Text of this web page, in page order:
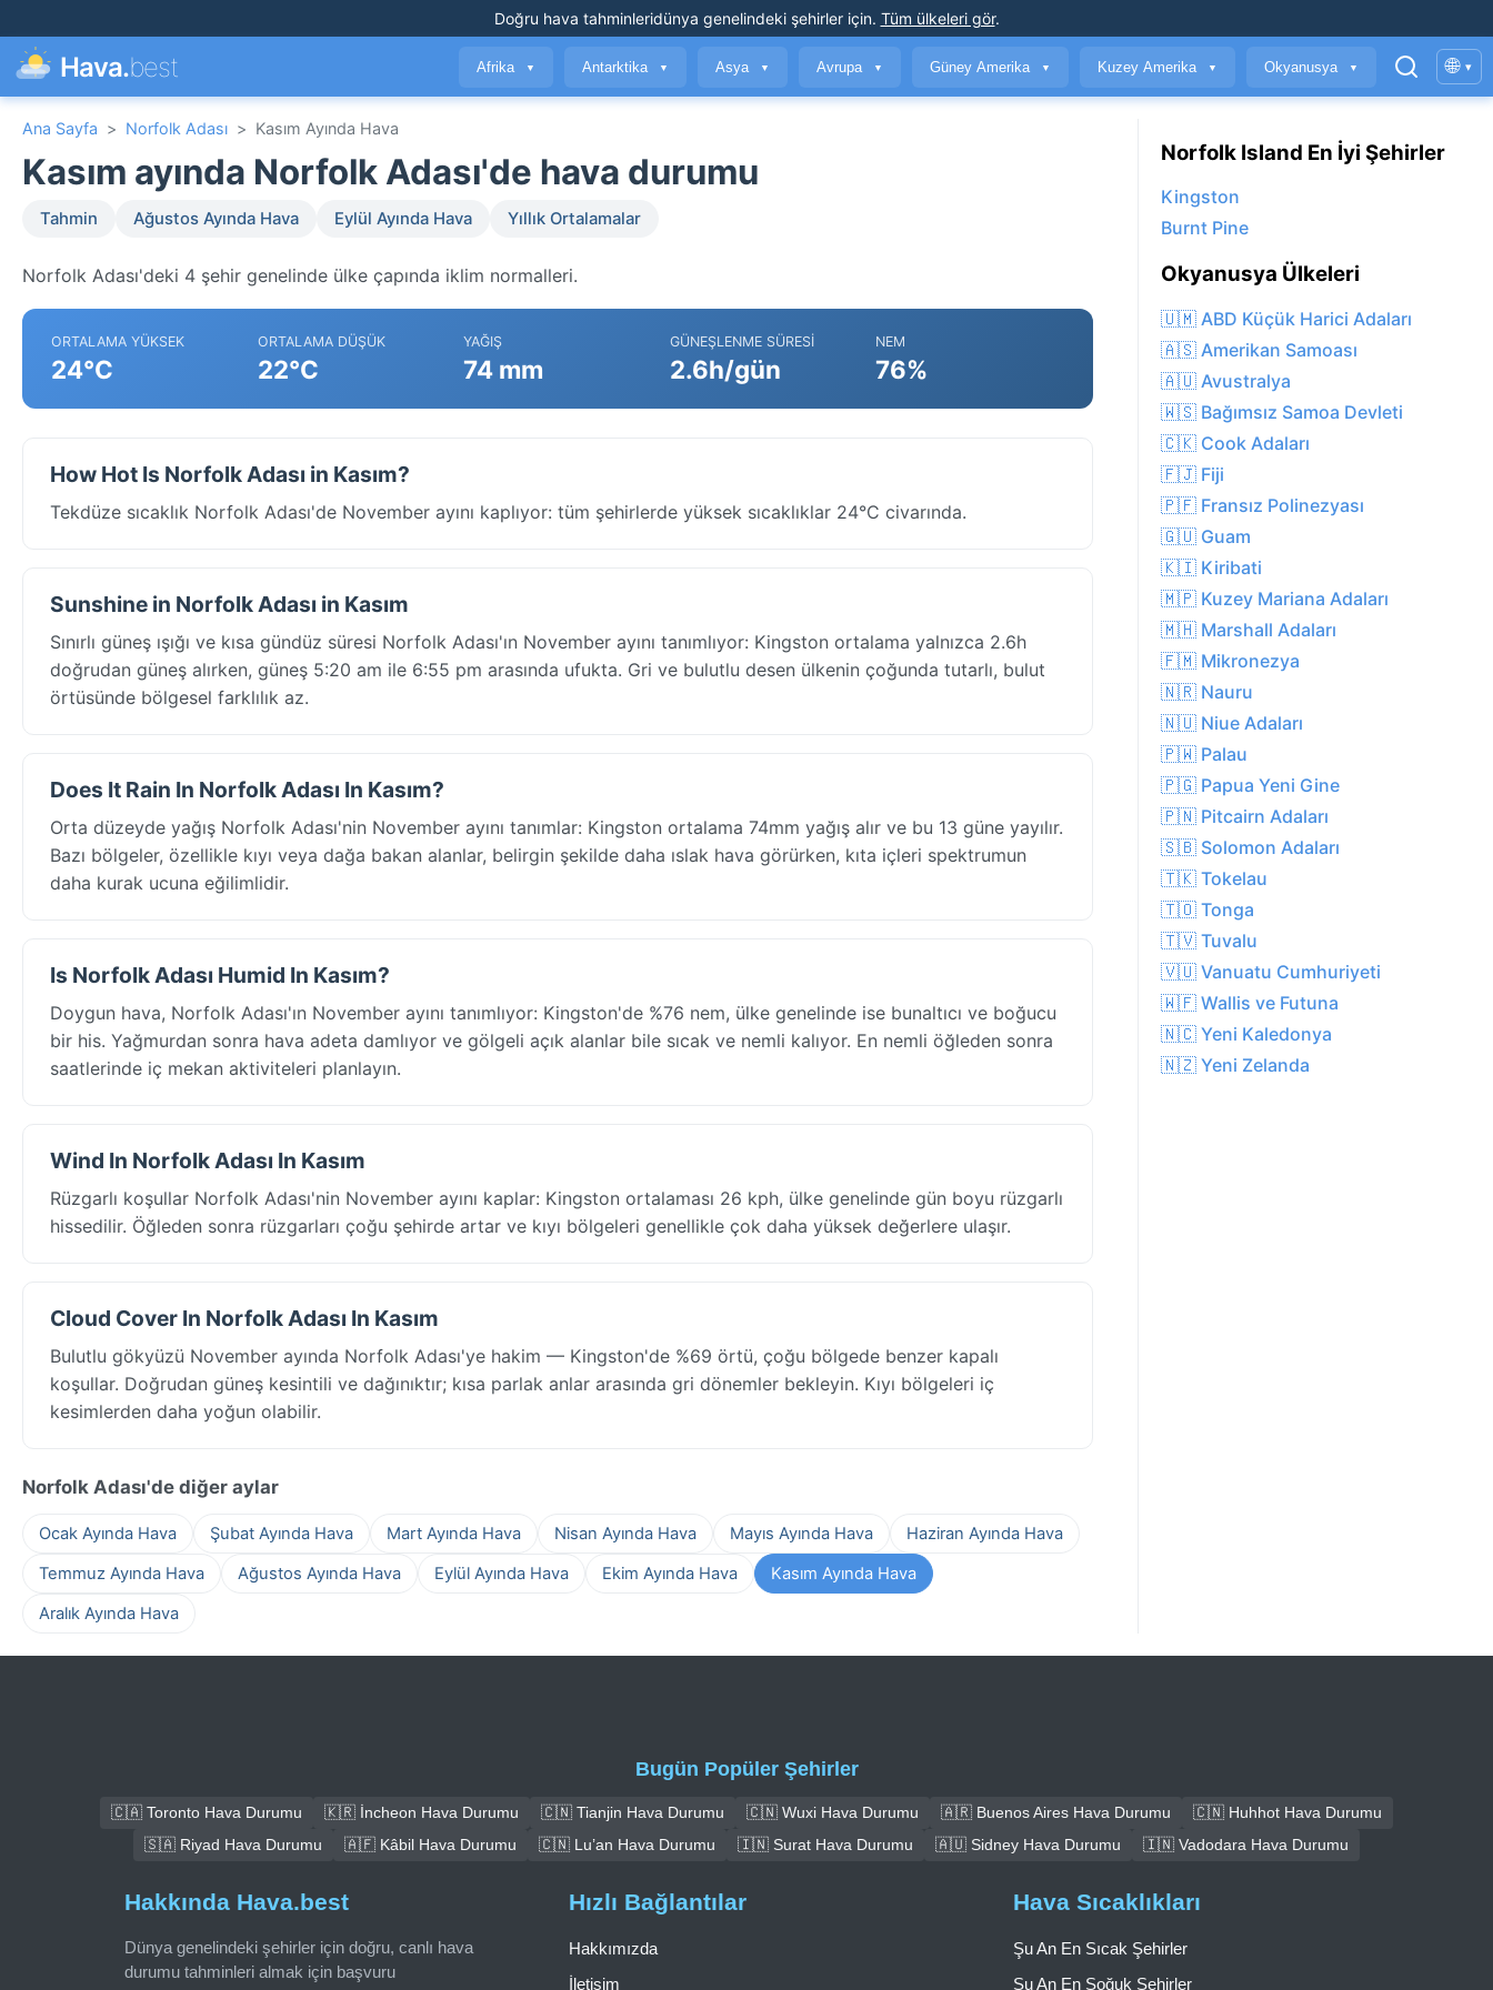
Doğru hava tahminleridünya genelindeki şehirler için. Tüm ülkeleri gör.
Hava.best Afrika ▼ Antarktika ▼ Asya ▼ Avrupa ▼ Güney Amerika ▼ Kuzey Amerika ▼ Okyanusya ▼ 🌐 ▾
Ana Sayfa > Norfolk Adası > Kasım Ayında Hava
Kasım ayında Norfolk Adası'de hava durumu
Tahmin Ağustos Ayında Hava Eylül Ayında Hava Yıllık Ortalamalar
Norfolk Adası'deki 4 şehir genelinde ülke çapında iklim normalleri.
ORTALAMA YÜKSEK
24°C
ORTALAMA DÜŞÜK
22°C
YAĞIŞ
74 mm
GÜNEŞLENME SÜRESI
2.6h/gün
NEM
76%
How Hot Is Norfolk Adası in Kasım?
Tekdüze sıcaklık Norfolk Adası'de November ayını kaplıyor: tüm şehirlerde yüksek sıcaklıklar 24°C civarında.
Sunshine in Norfolk Adası in Kasım
Sınırlı güneş ışığı ve kısa gündüz süresi Norfolk Adası'ın November ayını tanımlıyor: Kingston ortalama yalnızca 2.6h
doğrudan güneş alırken, güneş 5:20 am ile 6:55 pm arasında ufukta. Gri ve bulutlu desen ülkenin çoğunda tutarlı, bulut
örtüsünde bölgesel farklılık az.
Does It Rain In Norfolk Adası In Kasım?
Orta düzeyde yağış Norfolk Adası'nin November ayını tanımlar: Kingston ortalama 74mm yağış alır ve bu 13 güne yayılır.
Bazı bölgeler, özellikle kıyı veya dağa bakan alanlar, belirgin şekilde daha ıslak hava görürken, kıta içleri spektrumun
daha kurak ucuna eğilimlidir.
Is Norfolk Adası Humid In Kasım?
Doygun hava, Norfolk Adası'ın November ayını tanımlıyor: Kingston'de %76 nem, ülke genelinde ise bunaltıcı ve boğucu
bir his. Yağmurdan sonra hava adeta damlıyor ve gölgeli açık alanlar bile sıcak ve nemli kalıyor. En nemli öğleden sonra
saatlerinde iç mekan aktiviteleri planlayın.
Wind In Norfolk Adası In Kasım
Rüzgarlı koşullar Norfolk Adası'nin November ayını kaplar: Kingston ortalaması 26 kph, ülke genelinde gün boyu rüzgarlı
hissedilir. Öğleden sonra rüzgarları çoğu şehirde artar ve kıyı bölgeleri genellikle çok daha yüksek değerlere ulaşır.
Cloud Cover In Norfolk Adası In Kasım
Bulutlu gökyüzü November ayında Norfolk Adası'ye hakim — Kingston'de %69 örtü, çoğu bölgede benzer kapalı
koşullar. Doğrudan güneş kesintili ve dağınıktır; kısa parlak anlar arasında gri dönemler bekleyin. Kıyı bölgeleri iç
kesimlerden daha yoğun olabilir.
Norfolk Adası'de diğer aylar
Ocak Ayında Hava Şubat Ayında Hava Mart Ayında Hava Nisan Ayında Hava Mayıs Ayında Hava
Haziran Ayında Hava
Temmuz Ayında Hava
Ağustos Ayında Hava Eylül Ayında Hava Ekim Ayında Hava
Kasım Ayında Hava
Aralık Ayında Hava
Norfolk Island En İyi Şehirler
Kingston
Burnt Pine
Okyanusya Ülkeleri
🇺🇲 ABD Küçük Harici Adaları
🇦🇸 Amerikan Samoası
🇦🇺 Avustralya
🇼🇸 Bağımsız Samoa Devleti
🇨🇰 Cook Adaları
🇫🇯 Fiji
🇵🇫 Fransız Polinezyası
🇬🇺 Guam
🇰🇮 Kiribati
🇲🇵 Kuzey Mariana Adaları
🇲🇭 Marshall Adaları
🇫🇲 Mikronezya
🇳🇷 Nauru
🇳🇺 Niue Adaları
🇵🇼 Palau
🇵🇬 Papua Yeni Gine
🇵🇳 Pitcairn Adaları
🇸🇧 Solomon Adaları
🇹🇰 Tokelau
🇹🇴 Tonga
🇹🇻 Tuvalu
🇻🇺 Vanuatu Cumhuriyeti
🇼🇫 Wallis ve Futuna
🇳🇨 Yeni Kaledonya
🇳🇿 Yeni Zelanda
Bugün Popüler Şehirler
🇨🇦 Toronto Hava Durumu 🇰🇷 İncheon Hava Durumu 🇨🇳 Tianjin Hava Durumu 🇨🇳 Wuxi Hava Durumu 🇦🇷 Buenos Aires Hava Durumu
🇨🇳 Huhhot Hava Durumu
🇸🇦 Riyad Hava Durumu
🇦🇫 Kâbil Hava Durumu 🇨🇳 Lu’an Hava Durumu 🇮🇳 Surat Hava Durumu 🇦🇺 Sidney Hava Durumu 🇮🇳 Vadodara Hava Durumu
Hakkında Hava.best
Dünya genelindeki şehirler için doğru, canlı hava
durumu tahminleri almak için başvuru
Hızlı Bağlantılar
Hakkımızda
İletişim
Hava Sıcaklıkları
Şu An En Sıcak Şehirler
Şu An En Soğuk Şehirler